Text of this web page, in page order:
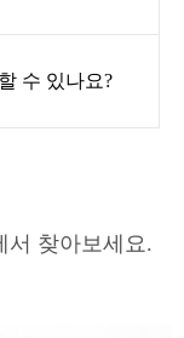
수 있나요?
서 찾아보세요.